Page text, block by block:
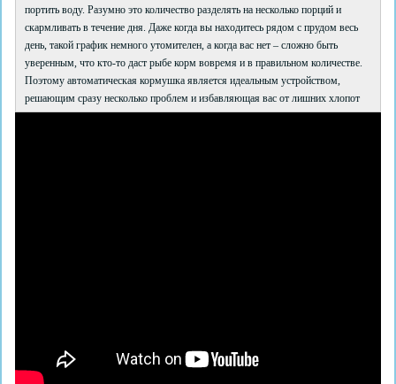
портить воду. Разумно это количество разделять на несколько порций и
скармливать в течение дня. Даже когда вы находитесь рядом с прудом весь
день, такой график немного утомителен, а когда вас нет – сложно быть
уверенным, что кто-то даст рыбе корм вовремя и в правильном количестве.
Поэтому автоматическая кормушка является идеальным устройством,
решающим сразу несколько проблем и избавляющая вас от лишних хлопот